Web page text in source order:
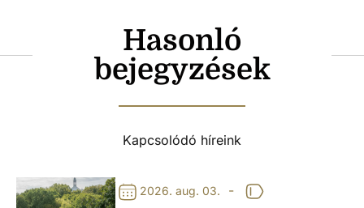
Hasonló
bejegyzések
Kapcsolódó híreink
2026. aug. 03. -